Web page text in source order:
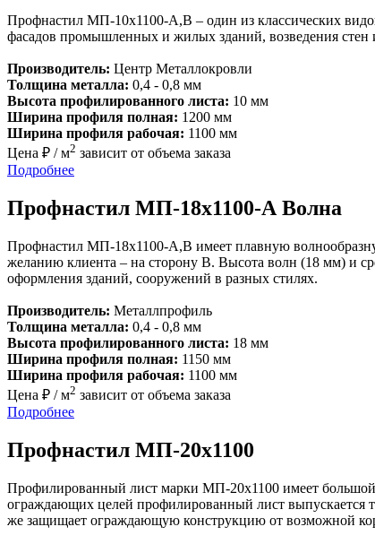
Профнастил МП-10х1100-A,В – один из классических
фасадов промышленных и жилых зданий, возведения стен
Производитель: Центр Металлокровли
Толщина металла: 0,4 - 0,8 мм
Высота профилированного листа: 10 мм
Ширина профиля полная: 1200 мм
Ширина профиля рабочая: 1100 мм
Цена ₽ / м2 зависит от объема заказа
Подробнее
Профнастил МП-18х1100-А Волна
Профнастил МП-18х1100-А,В имеет плавную
желанию клиента – на сторону В. Высота волн (18 мм) и
оформления зданий, сооружений в разных стилях.
Производитель: Металлпрофиль
Толщина металла: 0,4 - 0,8 мм
Высота профилированного листа: 18 мм
Ширина профиля полная: 1150 мм
Ширина профиля рабочая: 1100 мм
Цена ₽ / м2 зависит от объема заказа
Подробнее
Профнастил МП-20х1100
Профилированный лист марки МП-20х1100 имеет большой
ограждающих целей профилированный лист выпускается
же защищает ограждающую конструкцию от возможной